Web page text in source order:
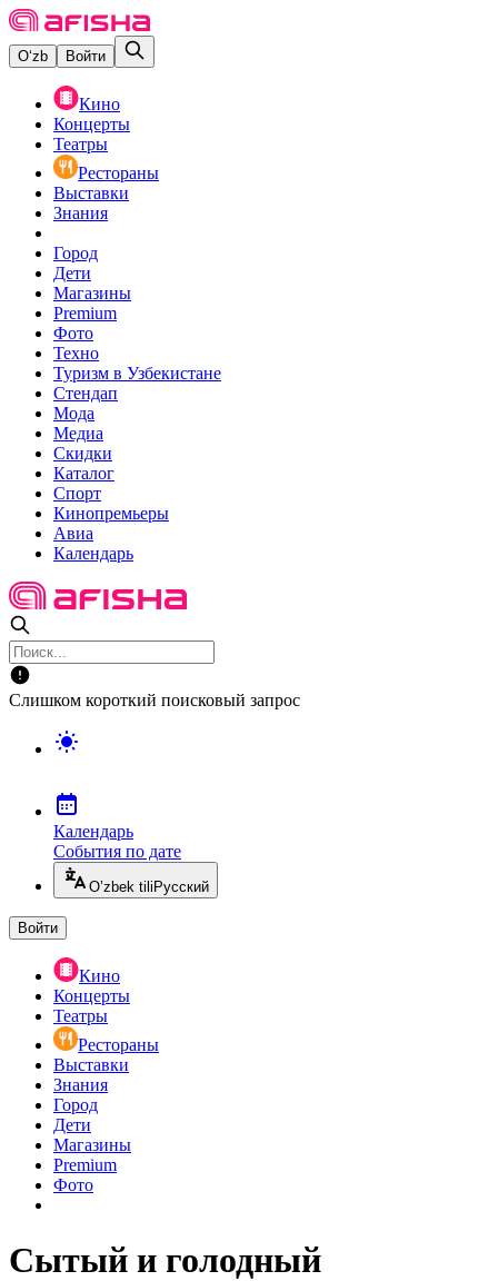
O‘zb Войти
Кино
Концерты
Театры
Рестораны
Выставки
Знания
Город
Дети
Магазины
Premium
Фото
Техно
Туризм в Узбекистане
Стендап
Мода
Медиа
Скидки
Каталог
Спорт
Кинопремьеры
Авиа
Календарь
Слишком короткий поисковый запрос
Календарь
События по дате
O’zbek tili Русский
Войти
Кино
Концерты
Театры
Рестораны
Выставки
Знания
Город
Дети
Магазины
Premium
Фото
Сытый и голодный